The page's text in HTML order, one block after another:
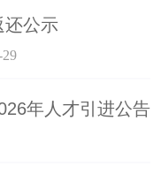
还公示
29
年人才引进公告